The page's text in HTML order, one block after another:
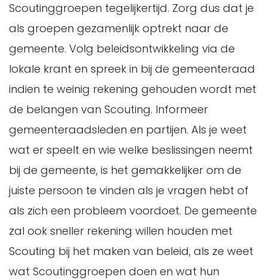
Scoutinggroepen tegelijkertijd. Zorg dus dat je
als groepen gezamenlijk optrekt naar de
gemeente. Volg beleidsontwikkeling via de
lokale krant en spreek in bij de gemeenteraad
indien te weinig rekening gehouden wordt met
de belangen van Scouting. Informeer
gemeenteraadsleden en partijen. Als je weet
wat er speelt en wie welke beslissingen neemt
bij de gemeente, is het gemakkelijker om de
juiste persoon te vinden als je vragen hebt of
als zich een probleem voordoet. De gemeente
zal ook sneller rekening willen houden met
Scouting bij het maken van beleid, als ze weet
wat Scoutinggroepen doen en wat hun